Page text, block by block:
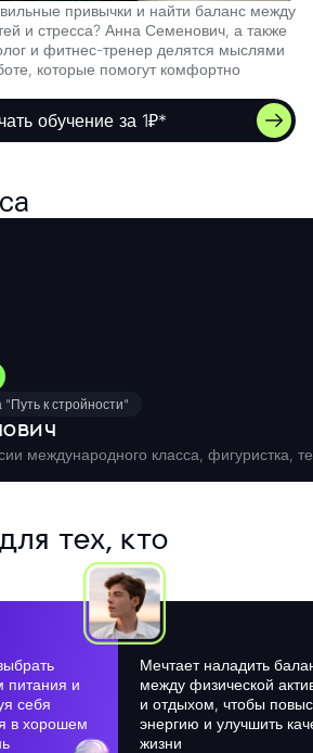
привычки и найти баланс между
и стресса? Анна Семенович, а также
и фитнес-тренер делятся мыслями
которые помогут комфортно
обучение за 1₽*
"Путь к стройности"
международного класса, фигуристка,
тех, кто
питания и
себя
в хорошем
Мечтает наладить
между физической
и отдыхом, чтобы
энергию и улучшить
жизни